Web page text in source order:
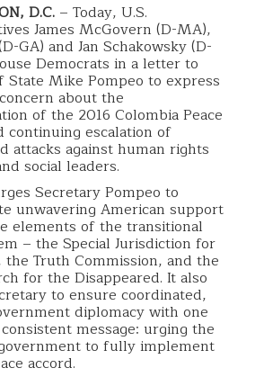
D.C. – Today, U.S.
James McGovern (D-MA),
GA) and Jan Schakowsky (D-
Democrats in a letter to
State Mike Pompeo to express
about the
of the 2016 Colombia Peace
continuing escalation of
attacks against human rights
social leaders.
Secretary Pompeo to
unwavering American support
elements of the transitional
– the Special Jurisdiction for
the Truth Commission, and the
for the Disappeared. It also
to ensure coordinated,
diplomacy with one
message: urging the
to fully implement
accord.